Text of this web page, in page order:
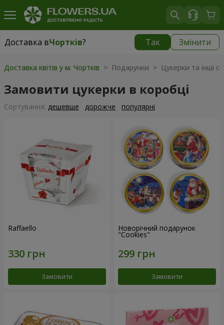
Доставка вЧортків? Так Змінити
Доставка вЧортків|
Доставка квітів у м. Чортків > Подарунки > Цукерки та інші
Замовити цукерки в коробці
Сортування: дешевше дорожче популярні
Raffaello
Замовити
Новорічний подарунок
"Cookies"
Замовити